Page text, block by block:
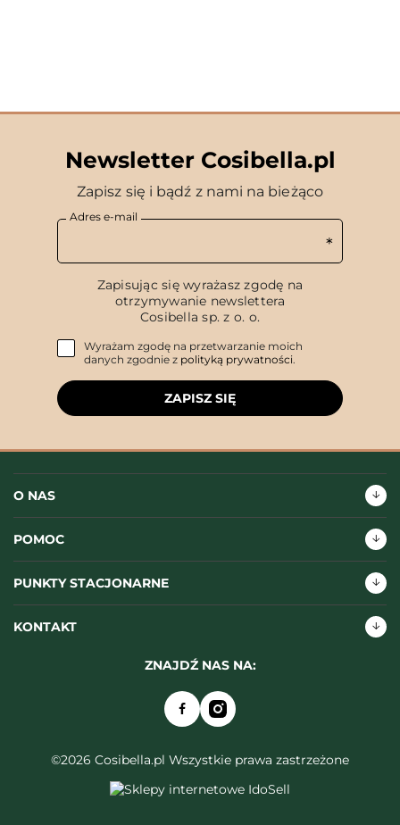
Newsletter Cosibella.pl
Zapisz się i bądź z nami na bieżąco
Adres e-mail
Zapisując się wyrażasz zgodę na
otrzymywanie newslettera
Cosibella sp. z o. o.
Wyrażam zgodę na przetwarzanie moich
danych zgodnie z polityką prywatności.
ZAPISZ SIĘ
O NAS
POMOC
PUNKTY STACJONARNE
KONTAKT
ZNAJDŹ NAS NA:
©2026 Cosibella.pl Wszystkie prawa zastrzeżone